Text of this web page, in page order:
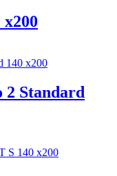
Standard